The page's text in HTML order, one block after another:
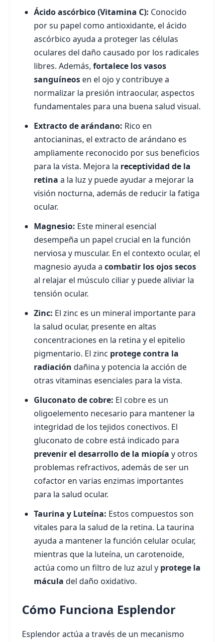
Ácido ascórbico (Vitamina C): Conocido
por su papel como antioxidante, el ácido
ascórbico ayuda a proteger las células
oculares del daño causado por los radicales
libres. Además, fortalece los vasos
sanguíneos en el ojo y contribuye a
normalizar la presión intraocular, aspectos
fundamentales para una buena salud visual.
Extracto de arándano: Rico en
antocianinas, el extracto de arándano es
ampliamente reconocido por sus beneficios
para la vista. Mejora la receptividad de la
retina a la luz y puede ayudar a mejorar la
visión nocturna, además de reducir la fatiga
ocular.
Magnesio: Este mineral esencial
desempeña un papel crucial en la función
nerviosa y muscular. En el contexto ocular, el
magnesio ayuda a combatir los ojos secos
al relajar el músculo ciliar y puede aliviar la
tensión ocular.
Zinc: El zinc es un mineral importante para
la salud ocular, presente en altas
concentraciones en la retina y el epitelio
pigmentario. El zinc protege contra la
radiación dañina y potencia la acción de
otras vitaminas esenciales para la vista.
Gluconato de cobre: El cobre es un
oligoelemento necesario para mantener la
integridad de los tejidos conectivos. El
gluconato de cobre está indicado para
prevenir el desarrollo de la miopía y otros
problemas refractivos, además de ser un
cofactor en varias enzimas importantes
para la salud ocular.
Taurina y Luteína: Estos compuestos son
vitales para la salud de la retina. La taurina
ayuda a mantener la función celular ocular,
mientras que la luteína, un carotenoide,
actúa como un filtro de luz azul y protege la
mácula del daño oxidativo.
Cómo Funciona Esplendor
Esplendor actúa a través de un mecanismo